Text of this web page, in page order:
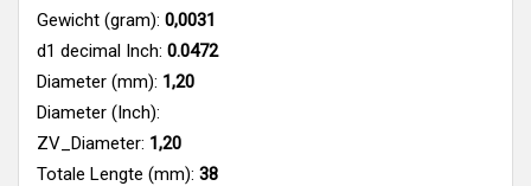
Gewicht (gram): 0,0031
d1 decimal Inch: 0.0472
Diameter (mm): 1,20
Diameter (Inch):
ZV_Diameter: 1,20
Totale Lengte (mm): 38